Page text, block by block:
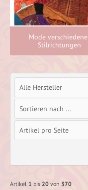
Mode
Stilrichtungen
Alle Hersteller
Sortieren nach ...
Artikel pro Seite
Artikel 1 bis 20 von 370